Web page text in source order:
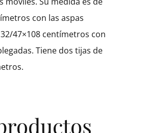
con las aspas
47×108 centímetros con
Tiene dos tijas de